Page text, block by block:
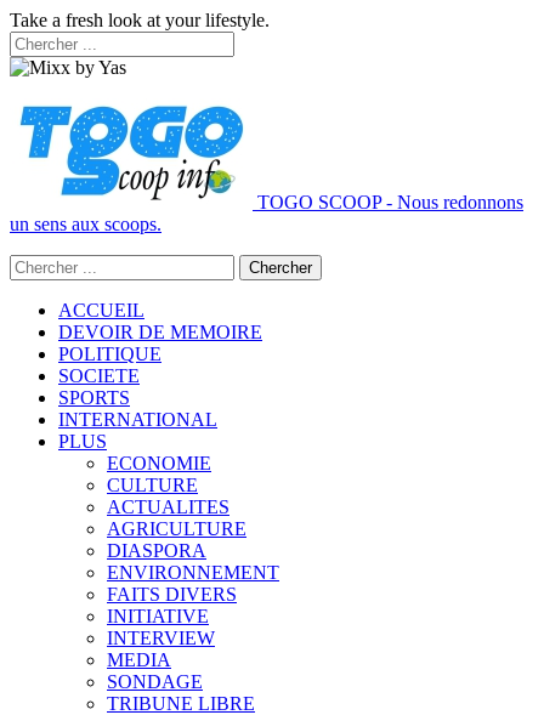
Take a fresh look at your lifestyle.
TOGO SCOOP - Nous redonnons
un sens aux scoops.
ACCUEIL
DEVOIR DE MEMOIRE
POLITIQUE
SOCIETE
SPORTS
INTERNATIONAL
PLUS
ECONOMIE
CULTURE
ACTUALITES
AGRICULTURE
DIASPORA
ENVIRONNEMENT
FAITS DIVERS
INITIATIVE
INTERVIEW
MEDIA
SONDAGE
TRIBUNE LIBRE